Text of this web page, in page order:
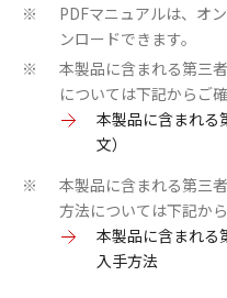
※
PDFマニュアルは、オ
ンロードできます。
※
本製品に含まれる第三
については下記からご
本製品に含まれる
文）
※
本製品に含まれる第三
方法については下記か
本製品に含まれる
入手方法